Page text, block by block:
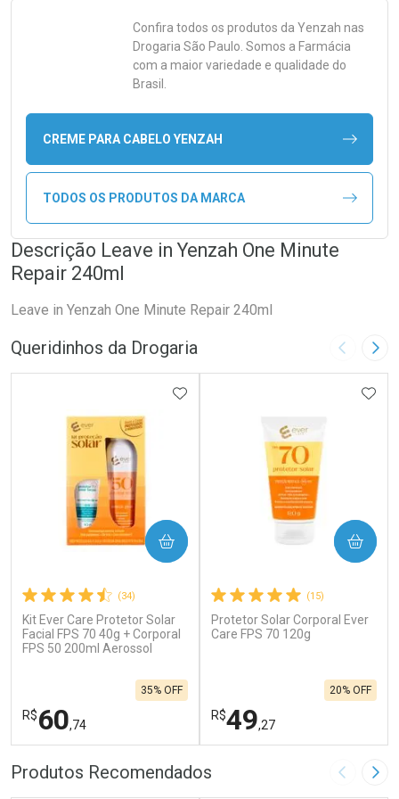
Confira todos os produtos da Yenzah nas
Drogaria São Paulo. Somos a Farmácia
com a maior variedade e qualidade do
Brasil.
CREME PARA CABELO YENZAH
TODOS OS PRODUTOS DA MARCA
Descrição Leave in Yenzah One Minute
Repair 240ml
Leave in Yenzah One Minute Repair 240ml
Queridinhos da Drogaria Imagem
(34)
Kit Ever Care Protetor Solar
Facial FPS 70 40g + Corporal
FPS 50 200ml Aerossol
R$60,74
35% OFF
ADICIONAR AOS FAVORITOS
COMPRAR
FECHAR
FECHAR
(15)
Protetor Solar Corporal Ever
Care FPS 70 120g
R$49,27
20% OFF
COMPRAR
Produtos Recomendados Imagem